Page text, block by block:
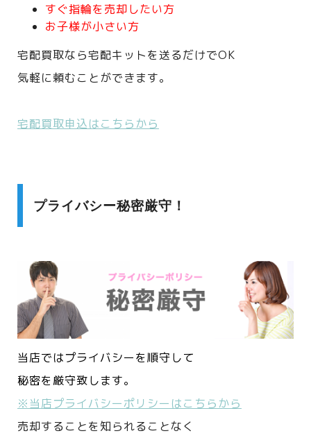
すぐ指輪を売却したい方
お子様が小さい方
宅配買取なら宅配キットを送るだけでOK
気軽に頼むことができます。
宅配買取申込はこちらから
プライバシー秘密厳守！
当店ではプライバシーを順守して
秘密を厳守致します。
※当店プライバシーポリシーはこちらから
売却することを知られることなく